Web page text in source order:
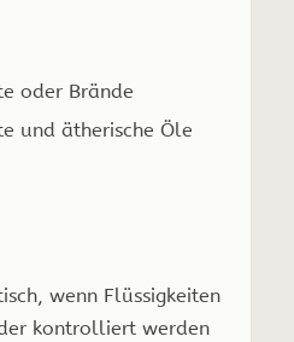
oder Brände
und ätherische Öle
wenn Flüssigkeiten
kontrolliert werden